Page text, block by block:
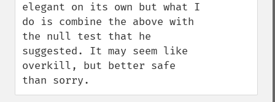
elegant on its own but what I
do is combine the above with
the null test that he
suggested. It may seem like
overkill, but better safe
than sorry.